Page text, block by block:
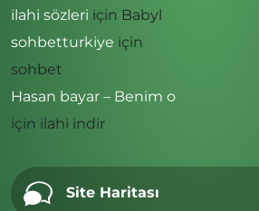
ilahi sözleri için Babyl
sohbetturkiye için
sohbet
Hasan bayar – Benim o
için ilahi indir
Site Haritası